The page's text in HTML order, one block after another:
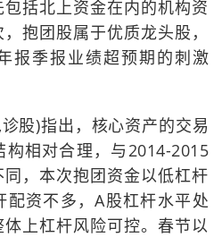
括北上资金在内的机构资
抱团股属于优质龙头股，
报季报业绩超预期的刺激
股)指出，核心资产的交易
相对合理，与2014-2015
，本次抱团资金以低杠杆
配资不多，A股杠杆水平处
上杠杆风险可控。春节以